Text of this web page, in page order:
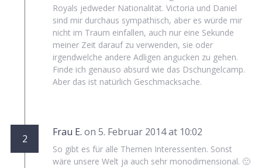
Royals jedweder Nationalität. Victoria und Daniel
sind mir durchaus sympathisch, aber es würde mir
nicht im Traum einfallen, auch nur eine Sekunde
meiner Zeit darauf zu verwenden, sie oder
irgendwelche andere Adligen angucken zu gehen.
Finde ich genauso absurd wie das Dschungelcamp.
Aber das ist natürlich Geschmacksache.
2
Frau E. on 5. Februar 2014 at 10:02
So gibt es für alle Themen Interessenten. Sonst
wäre unsere Welt ja auch sehr monodimensional. 🙂